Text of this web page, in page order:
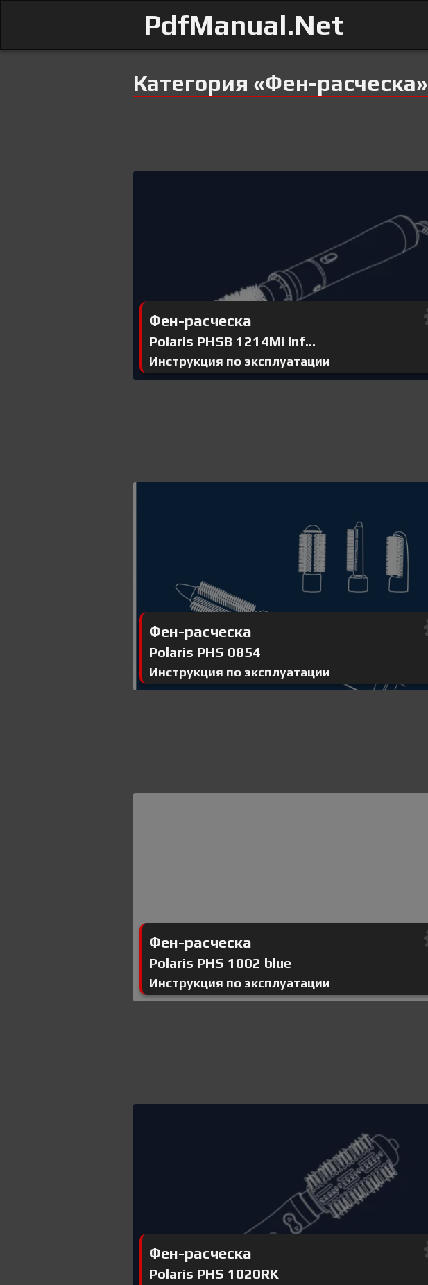
PdfManual.Net
Категория «Фен-расческа»
Фен-расческа
Polaris PHSB 1214Mi Inf...
Инструкция по эксплуатации
Фен-расческа
Polaris PHS 0854
Инструкция по эксплуатации
Фен-расческа
Polaris PHS 1002 blue
Инструкция по эксплуатации
Фен-расческа
Polaris PHS 1020RK